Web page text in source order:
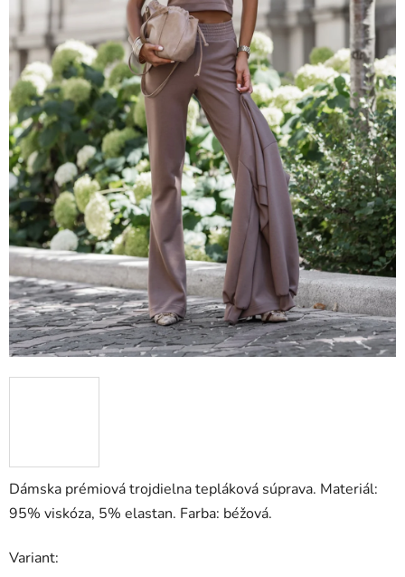
Dámska prémiová trojdielna tepláková súprava. Materiál:
95% viskóza, 5% elastan. Farba: béžová.
Variant: